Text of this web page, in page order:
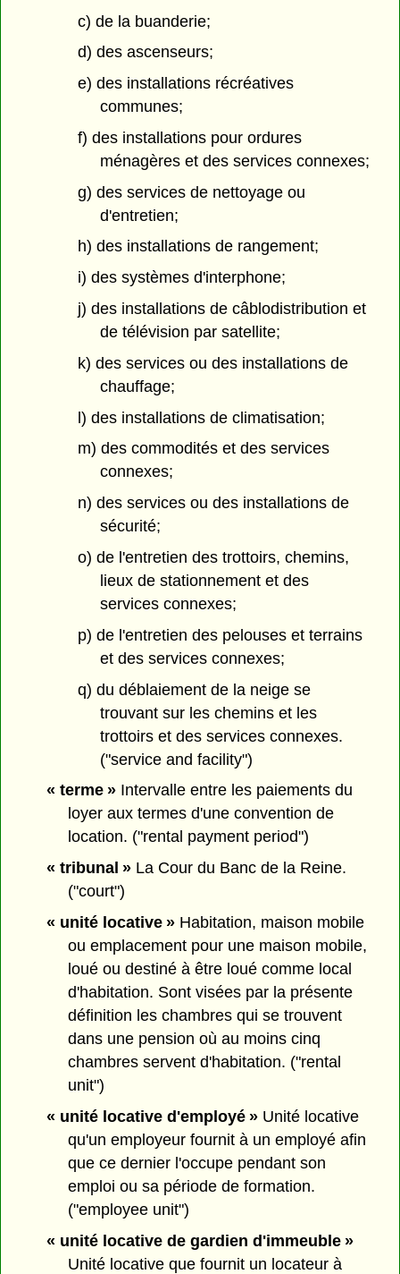
c) de la buanderie;
d) des ascenseurs;
e) des installations récréatives
communes;
f) des installations pour ordures
ménagères et des services connexes;
g) des services de nettoyage ou
d'entretien;
h) des installations de rangement;
i) des systèmes d'interphone;
j) des installations de câblodistribution et
de télévision par satellite;
k) des services ou des installations de
chauffage;
l) des installations de climatisation;
m) des commodités et des services
connexes;
n) des services ou des installations de
sécurité;
o) de l'entretien des trottoirs, chemins,
lieux de stationnement et des
services connexes;
p) de l'entretien des pelouses et terrains
et des services connexes;
q) du déblaiement de la neige se
trouvant sur les chemins et les
trottoirs et des services connexes.
("service and facility")
« terme »Intervalle entre les paiements du
loyer aux termes d'une convention de
location. ("rental payment period")
« tribunal »La Cour du Banc de la Reine.
("court")
« unité locative »Habitation, maison mobile
ou emplacement pour une maison mobile,
loué ou destiné à être loué comme local
d'habitation. Sont visées par la présente
définition les chambres qui se trouvent
dans une pension où au moins cinq
chambres servent d'habitation. ("rental
unit")
« unité locative d'employé »Unité locative
qu'un employeur fournit à un employé afin
que ce dernier l'occupe pendant son
emploi ou sa période de formation.
("employee unit")
« unité locative de gardien d'immeuble »
Unité locative que fournit un locateur à